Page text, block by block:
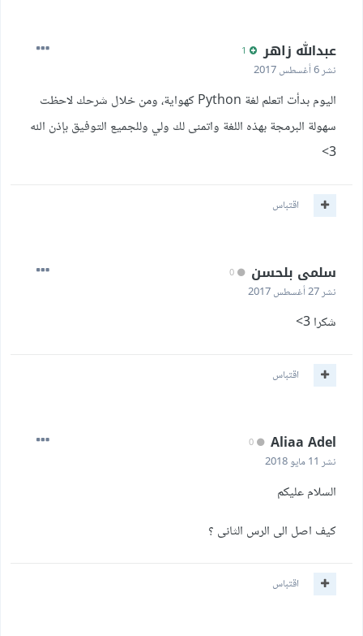
عبدالله زاهر
نشر6 أغسطس 2017
اليوم بدأت اتعلم لغة Python كهواية، ومن خلال شرحك لاحظت
سهولة البرمجة بهذه اللغة واتمنى لك ولي وللجميع التوفيق بإذن الله
3>
اقتباس
سلمى بلحسن
نشر27 أغسطس 2017
شكرا 3>
اقتباس
Aliaa Adel
نشر 11 مايو 2018
السلام عليكم
كيف اصل الى الرس الثانى ؟
اقتباس